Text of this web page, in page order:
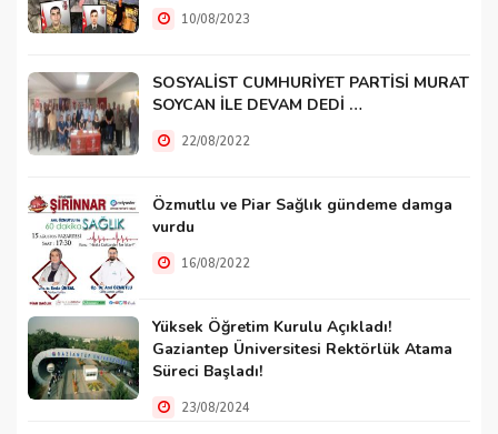
10/08/2023
SOSYALİST CUMHURİYET PARTİSİ MURAT
SOYCAN İLE DEVAM DEDİ …
22/08/2022
Özmutlu ve Piar Sağlık gündeme damga
vurdu
16/08/2022
Yüksek Öğretim Kurulu Açıkladı!
Gaziantep Üniversitesi Rektörlük Atama
Süreci Başladı!
23/08/2024